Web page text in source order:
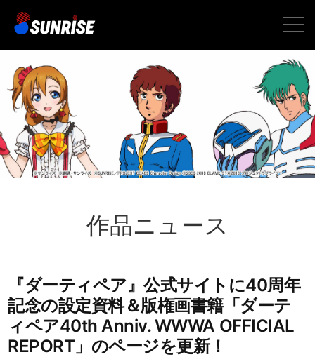
toggle
作品ニュース
『ダーティペア』公式サイトに40周年
記念の設定資料＆版権画書籍「ダーテ
ィペア40th Anniv. WWWA OFFICIAL
REPORT」のページを更新！